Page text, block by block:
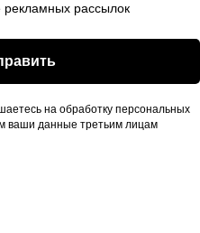
рекламных рассылок
на обработку персональных
ваши данные третьим лицам